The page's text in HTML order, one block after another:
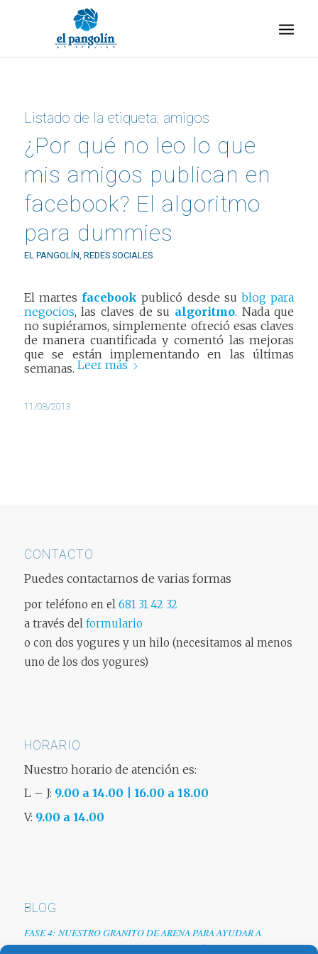
Listado de la etiqueta: amigos
¿Por qué no leo lo que
mis amigos publican en
facebook? El algoritmo
para dummies
EL PANGOLÍN, REDES SOCIALES
El martes facebook publicó desde sublog para
negocios, las claves de su algoritmo. Nada que
no supiéramos, simplemente ofreció esas claves
de manera cuantificada y comentó las mejoras
que se están implementando en las últimas
semanas. Leer más
11/08/2013
CONTACTO
Puedes contactarnos de varias formas
por teléfono en el 681 31 42 32
a través del formulario
o con dos yogures y un hilo (necesitamos al menos
uno de los dos yogures)
HORARIO
Nuestro horario de atención es:
L – J: 9.00 a 14.00 | 16.00 a 18.00
V: 9.00 a 14.00
BLOG
FASE 4: NUESTRO GRANITO DE ARENA PARA AYUDAR A
EMPRESAS TRAS LA CRISIS DEL COVID-19